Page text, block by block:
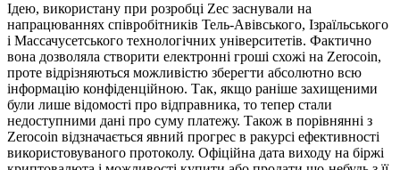
Ідею, використану при розробці Zec заснували на
напрацюваннях співробітників Тель-Авівського, Ізраїльського
і Массачусетського технологічних університетів. Фактично
вона дозволяла створити електронні гроші схожі на Zerocoin,
проте відрізняються можливістю зберегти абсолютно всю
інформацію конфіденційною. Так, якщо раніше захищеними
були лише відомості про відправника, то тепер стали
недоступними дані про суму платежу. Також в порівнянні з
Zerocoin відзначається явний прогрес в ракурсі ефективності
використовуваного протоколу. Офіційна дата виходу на біржі